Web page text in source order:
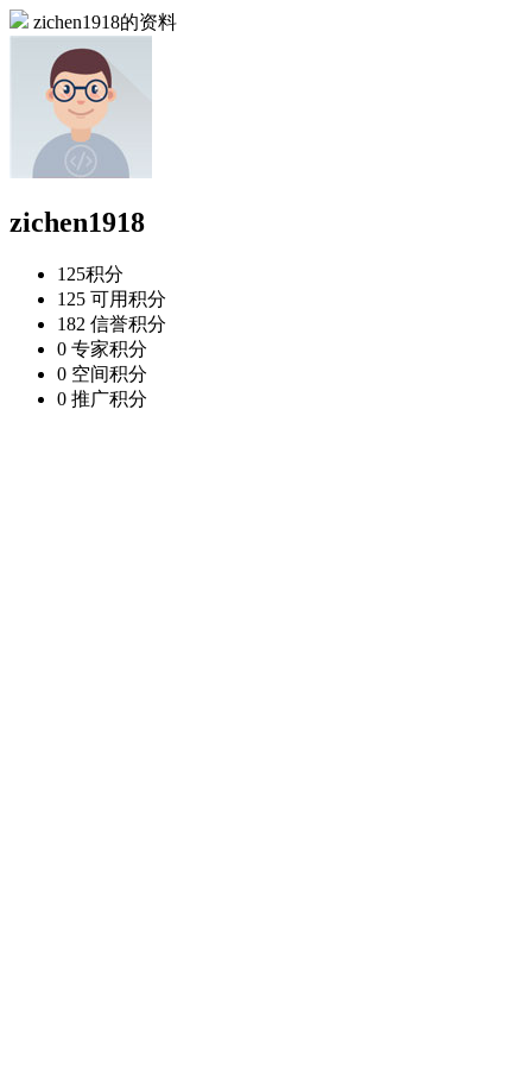
zichen1918的资料
zichen1918
125积分
125 可用积分
182 信誉积分
0 专家积分
0 空间积分
0 推广积分